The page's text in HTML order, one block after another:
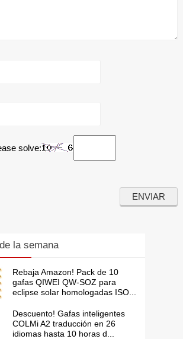
solve:
la semana
Rebaja Amazon! Pack de 10
gafas QIWEI QW-SOZ para
eclipse solar homologadas ISO...
Descuento! Gafas inteligentes
COLMi A2 traducción en 26
idiomas hasta 10 horas d...